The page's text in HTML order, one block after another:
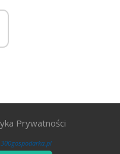
Prywatności
300gospodarka.pl